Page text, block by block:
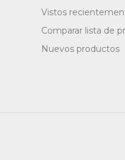
Vistos
Comparar lista de
Nuevos productos